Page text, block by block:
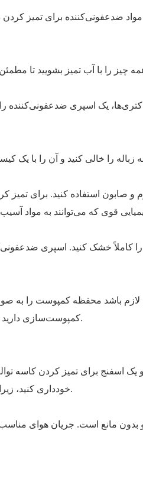
ضدعفونی‌کننده برای تمیز
یک اسپری ضدعفونی‌کننده
صابون استفاده کنید. برای تمیز
باشد محفظه کمپوست را به
کمپوست‌سازی دارید که بتوانید زباله‌ها را با خیال راحت در آن دفع کنید.
یک اسفنج برای تمیز کردن کاسه
خودداری کنید، زیرا ممکن است فرآیند کمپوست‌سازی را مختل کنند.
بدون مانع است. جریان هوای